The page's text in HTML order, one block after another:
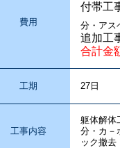
費用
付帯工
分・アス
追加工
合計金
工期 27日
工事内容
躯体解
分・カ－
ック撤去